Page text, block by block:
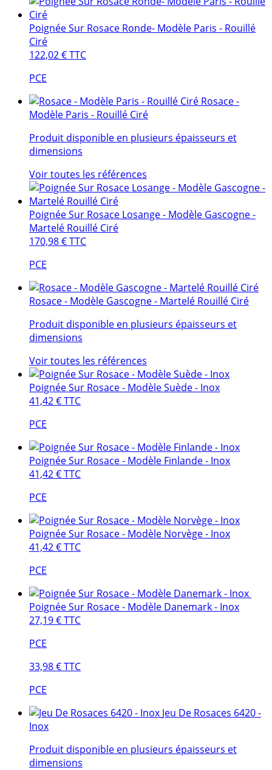
Poignée Sur Rosace Ronde- Modèle Paris - Rouillé
Ciré
122,02 €TTC
PCE
Rosace -
Modèle Paris - Rouillé Ciré
Produit disponible en plusieurs épaisseurs et
dimensions
Voir toutes les références
Poignée Sur Rosace Losange - Modèle Gascogne -
Martelé Rouillé Ciré
170,98 €TTC
PCE
Rosace - Modèle Gascogne - Martelé Rouillé Ciré
Produit disponible en plusieurs épaisseurs et
dimensions
Voir toutes les références
Poignée Sur Rosace - Modèle Suède - Inox
41,42 €TTC
PCE
Poignée Sur Rosace - Modèle Finlande - Inox
41,42 €TTC
PCE
Poignée Sur Rosace - Modèle Norvège - Inox
41,42 €TTC
PCE
Poignée Sur Rosace - Modèle Danemark - Inox
27,19 €TTC
PCE
33,98 €TTC
PCE
Jeu De Rosaces 6420 -
Inox
Produit disponible en plusieurs épaisseurs et
dimensions